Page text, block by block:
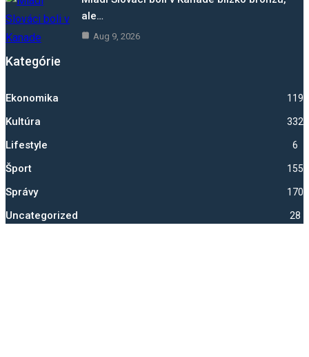
ale…
Aug 9, 2026
Kategórie
Ekonomika 1193
Kultúra 332
Lifestyle 6
Šport 1552
Správy
Uncategorized 28